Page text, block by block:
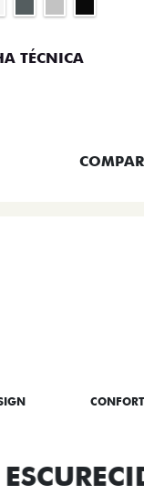
TÉCNICA